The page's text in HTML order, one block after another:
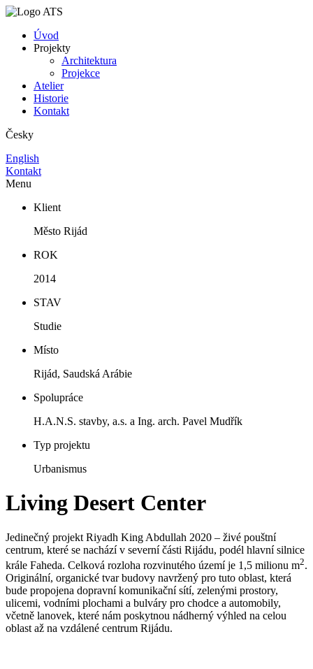
Úvod
Projekty
Architektura
Projekce
Atelier
Historie
Kontakt
Česky
English
Kontakt
Menu
Klient
Město Rijád
ROK
2014
STAV
Studie
Místo
Rijád, Saudská Arábie
Spolupráce
H.A.N.S. stavby, a.s. a Ing. arch. Pavel Mudřík
Typ projektu
Urbanismus
Living Desert Center
Jedinečný projekt Riyadh King Abdullah 2020 – živé pouštní
centrum, které se nachází v severní části Rijádu, podél hlavní silnice
krále Faheda. Celková rozloha rozvinutého území je 1,5 milionu m2.
Originální, organické tvar budovy navržený pro tuto oblast, která
bude propojena dopravní komunikační sítí, zelenými prostory,
ulicemi, vodními plochami a bulváry pro chodce a automobily,
včetně lanovek, které nám poskytnou nádherný výhled na celou
oblast až na vzdálené centrum Rijádu.